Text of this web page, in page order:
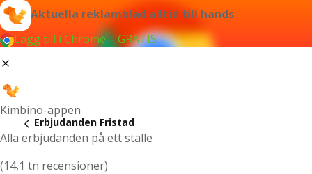
Aktuella reklamblad alltid till hands
Lägg till i Chrome – GRATIS
Kimbino-appen
Alla erbjudanden på ett ställe
(14,1 tn recensioner)
Erbjudanden Fristad